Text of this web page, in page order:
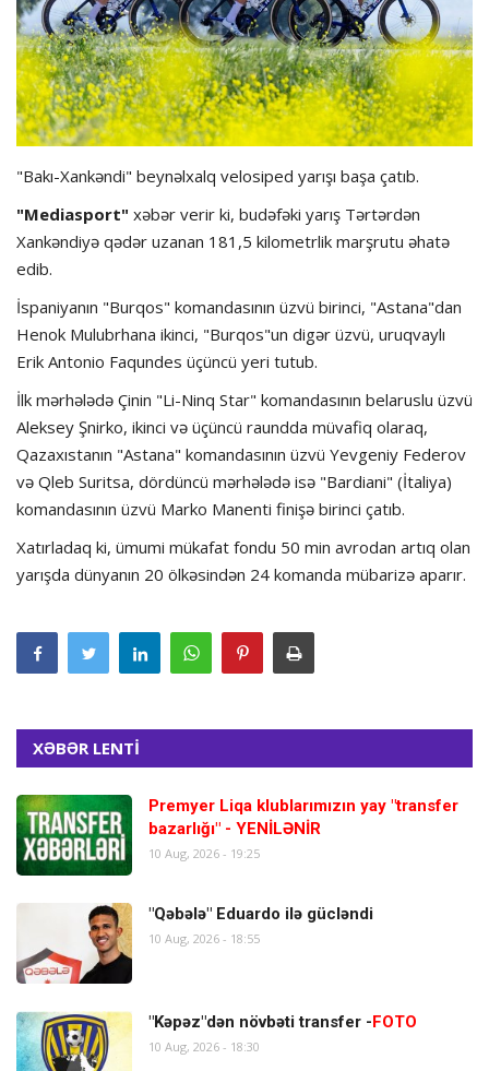
Formula 1
İdman növləri
"Bakı-Xankəndi" beynəlxalq velosiped yarışı başa çatıb.
"Mediasport" xəbər verir ki, budəfəki yarış Tərtərdən
Xankəndiyə qədər uzanan 181,5 kilometrlik marşrutu əhatə
edib.
İspaniyanın "Burqos" komandasının üzvü birinci, "Astana"dan
Henok Mulubrhana ikinci, "Burqos"un digər üzvü, uruqvaylı
Erik Antonio Faqundes üçüncü yeri tutub.
İlk mərhələdə Çinin "Li-Ninq Star" komandasının belaruslu üzvü
Aleksey Şnirko, ikinci və üçüncü raundda müvafiq olaraq,
Qazaxıstanın "Astana" komandasının üzvü Yevgeniy Federov
və Qleb Suritsa, dördüncü mərhələdə isə "Bardiani" (İtaliya)
komandasının üzvü Marko Manenti finişə birinci çatıb.
Xatırladaq ki, ümumi mükafat fondu 50 min avrodan artıq olan
yarışda dünyanın 20 ölkəsindən 24 komanda mübarizə aparır.
XƏBƏR LENTİ
Premyer Liqa klublarımızın yay "transfer
bazarlığı" - YENİLƏNİR
10 Aug, 2026 - 19:25
"Qəbələ" Eduardo ilə gücləndi
10 Aug, 2026 - 18:55
"Kəpəz"dən növbəti transfer -FOTO
10 Aug, 2026 - 18:30